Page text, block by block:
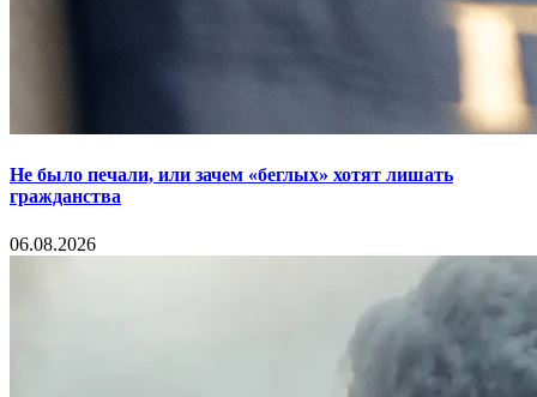
Не было печали, или зачем «беглых» хотят лишать
гражданства
06.08.2026